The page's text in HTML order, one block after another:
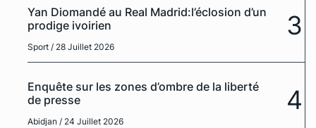
Yan Diomandé au Real Madrid:l’éclosion d’un
prodige ivoirien
Sport / 28 Juillet 2026
3
Enquête sur les zones d’ombre de la liberté
de presse
Abidjan / 24 Juillet 2026
4